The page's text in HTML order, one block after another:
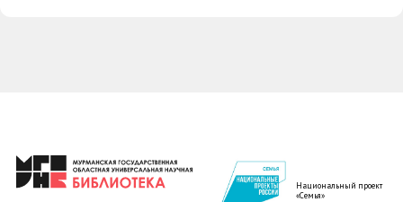
Национальный проект
«Семья»